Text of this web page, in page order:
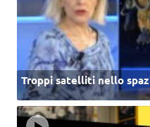
Troppi satelliti nello